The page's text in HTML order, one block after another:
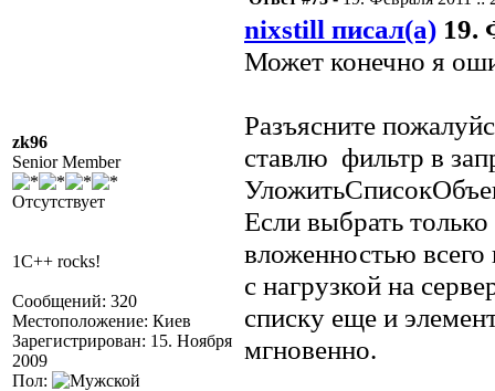
zk96
Senior Member
Отсутствует
1C++ rocks!
Сообщений: 320
Местоположение: Киев
Зарегистрирован: 15. Ноября
2009
Пол:
nixstill писал(а) 19.
Может конечно я
Разъясните
ставлю фильтр в
Если выбрать
вложенностью всего
с нагрузкой на
списку еще и
мгновенно.